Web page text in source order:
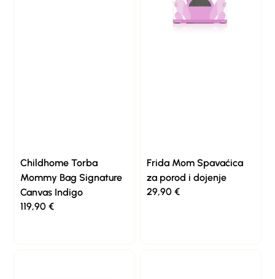
Childhome Torba
Mommy Bag Signature
Canvas Indigo
119,90€
Frida Mom Spavaćica
za porod i dojenje
29,90 €